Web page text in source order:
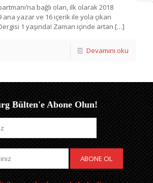
bağlı olan, ilk olarak 2018
ana yazar ve 16 içerik ile yola çıkan
1 yaşında! Zaman içinde artan […]
Devamını oku
Bülten'e Abone Olun!